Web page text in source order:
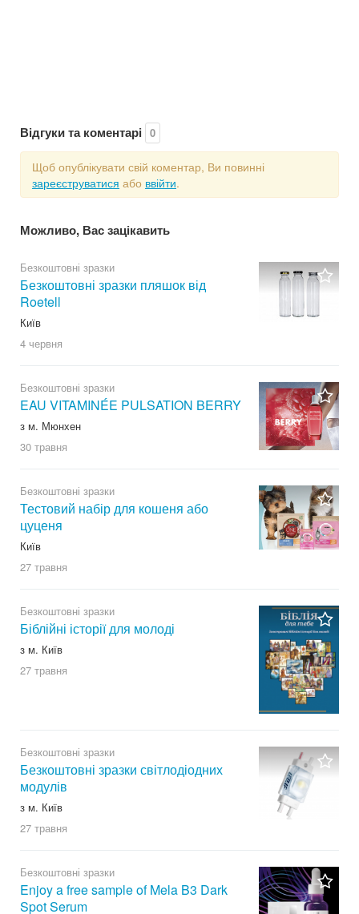
Відгуки та коментарі 0
Щоб опублікувати свій коментар, Ви повинні
зареєструватися або ввійти.
Можливо, Вас зацікавить
Безкоштовні зразки
Безкоштовні зразки пляшок від
Roetell
Київ
4 червня
Безкоштовні зразки
EAU VITAMINÉE PULSATION BERRY
з м. Мюнхен
30 травня
Безкоштовні зразки
Тестовий набір для кошеня або
цуценя
Київ
27 травня
Безкоштовні зразки
Біблійні історії для молоді
з м. Київ
27 травня
Безкоштовні зразки
Безкоштовні зразки світлодіодних
модулів
з м. Київ
27 травня
Безкоштовні зразки
Enjoy a free sample of Mela B3 Dark
Spot Serum